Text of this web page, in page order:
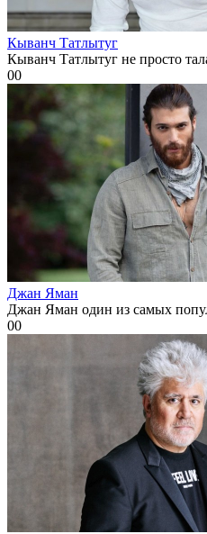
Кыванч Татлытуг
Кыванч Татлытуг не просто
00
Джан Яман
Джан Яман один из самых
00